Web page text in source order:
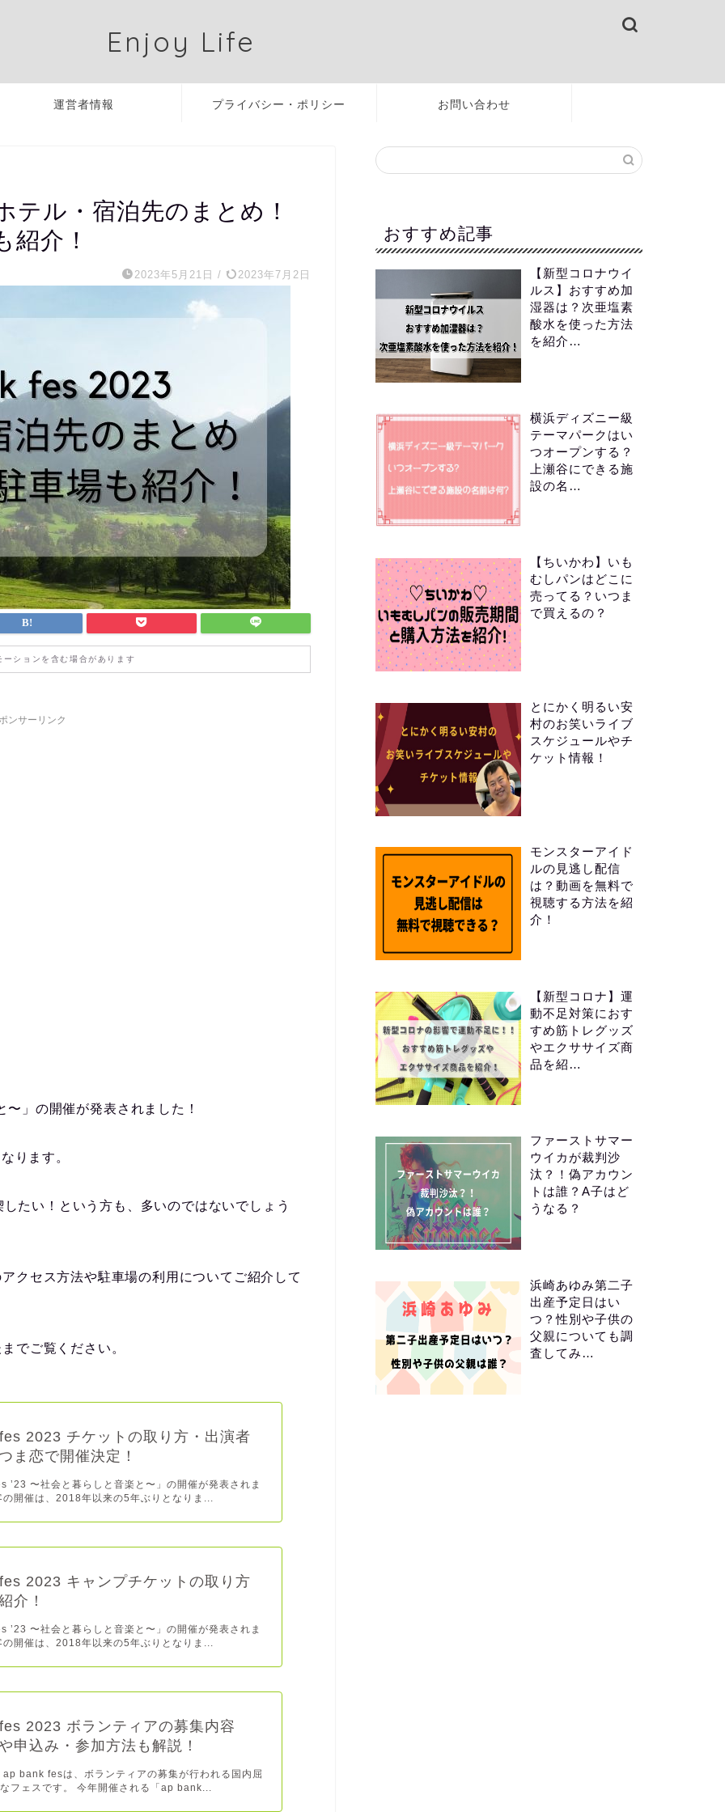
Enjoy Life
運営者情報 プライバシー・ポリシー お問い合わせ
ル・宿泊先のまとめ！
紹介！
2023年5月21日 / 2023年7月2日
ーションを含む場合があります
ンサーリンク
」の開催が発表されました！
ります。
たい！という方も、多いのではないでしょう
クセス方法や駐車場の利用についてご紹介して
でご覧ください。
2023 チケットの取り方・出演者
ま恋で開催決定！
’23 〜社会と暮らしと音楽と〜」の開催が発表されま
の開催は、2018年以来の5年ぶりとなりま...
2023 キャンプチケットの取り方
介！
’23 〜社会と暮らしと音楽と〜」の開催が発表されま
の開催は、2018年以来の5年ぶりとなりま...
2023 ボランティアの募集内容
申込み・参加方法も解説！
ap bank fesは、ボランティアの募集が行われる国内屈
フェスです。 今年開催される「ap bank...
おすすめ記事
【新型コロナウイ
ルス】おすすめ加
湿器は？次亜塩素
酸水を使った方法
を紹介…
横浜ディズニー級
テーマパークはい
つオープンする？
上瀬谷にできる施
設の名…
【ちいかわ】いも
むしパンはどこに
売ってる？いつま
で買えるの？
とにかく明るい安
村のお笑いライブ
スケジュールやチ
ケット情報！
モンスターアイド
ルの見逃し配信
は？動画を無料で
視聴する方法を紹
介！
【新型コロナ】運
動不足対策におす
すめ筋トレグッズ
やエクササイズ商
品を紹…
ファーストサマー
ウイカが裁判沙
汰？！偽アカウン
トは誰？A子はど
うなる？
浜崎あゆみ第二子
出産予定日はい
つ？性別や子供の
父親についても調
査してみ…